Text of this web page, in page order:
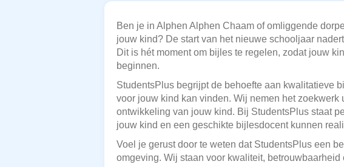
Ben je in Alphen Alphen Chaam of omliggende
jouw kind? De start van het nieuwe schooljaar
Dit is hét moment om bijles te regelen, zodat jouw
beginnen.
StudentsPlus begrijpt de behoefte aan kwalitatieve
voor jouw kind kan vinden. Wij nemen het
ontwikkeling van jouw kind. Bij StudentsPlus staat
jouw kind en een geschikte bijlesdocent kunnen
Voel je gerust door te weten dat StudentsPlus een
omgeving. Wij staan voor kwaliteit,